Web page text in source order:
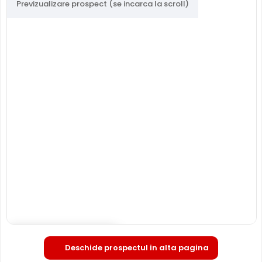
Previzualizare prospect (se incarca la scroll)
Deschide prospectul in alta pagina